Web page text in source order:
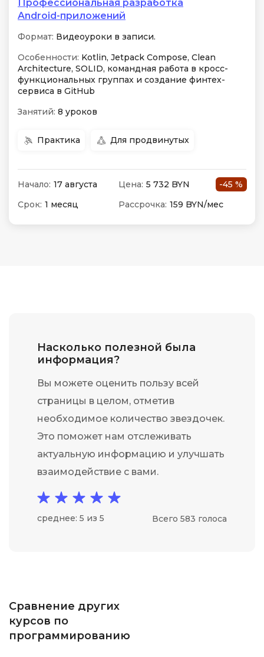
Профессиональная разработка
Android-приложений
Формат: Видеоуроки в записи.
Особенности: Kotlin, Jetpack Compose, Clean
Architecture, SOLID, командная работа в кросс-
функциональных группах и создание финтех-
сервиса в GitHub
Занятий: 8 уроков
Практика Для продвинутых
Начало: 17 августа Цена: 5 732 BYN
-45 %
Срок: 1 месяц Рассрочка: 159 BYN/мес
Насколько полезной была
информация?
Вы можете оценить пользу всей
страницы в целом, отметив
необходимое количество звездочек.
Это поможет нам отслеживать
актуальную информацию и улучшать
взаимодействие с вами.
среднее: 5 из 5 Всего 583 голоса
Сравнение других
курсов по
программированию